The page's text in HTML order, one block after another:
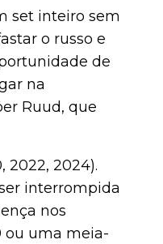
set inteiro sem
o russo e
de
na
Ruud, que
2022, 2024).
interrompida
nos
ou uma meia-